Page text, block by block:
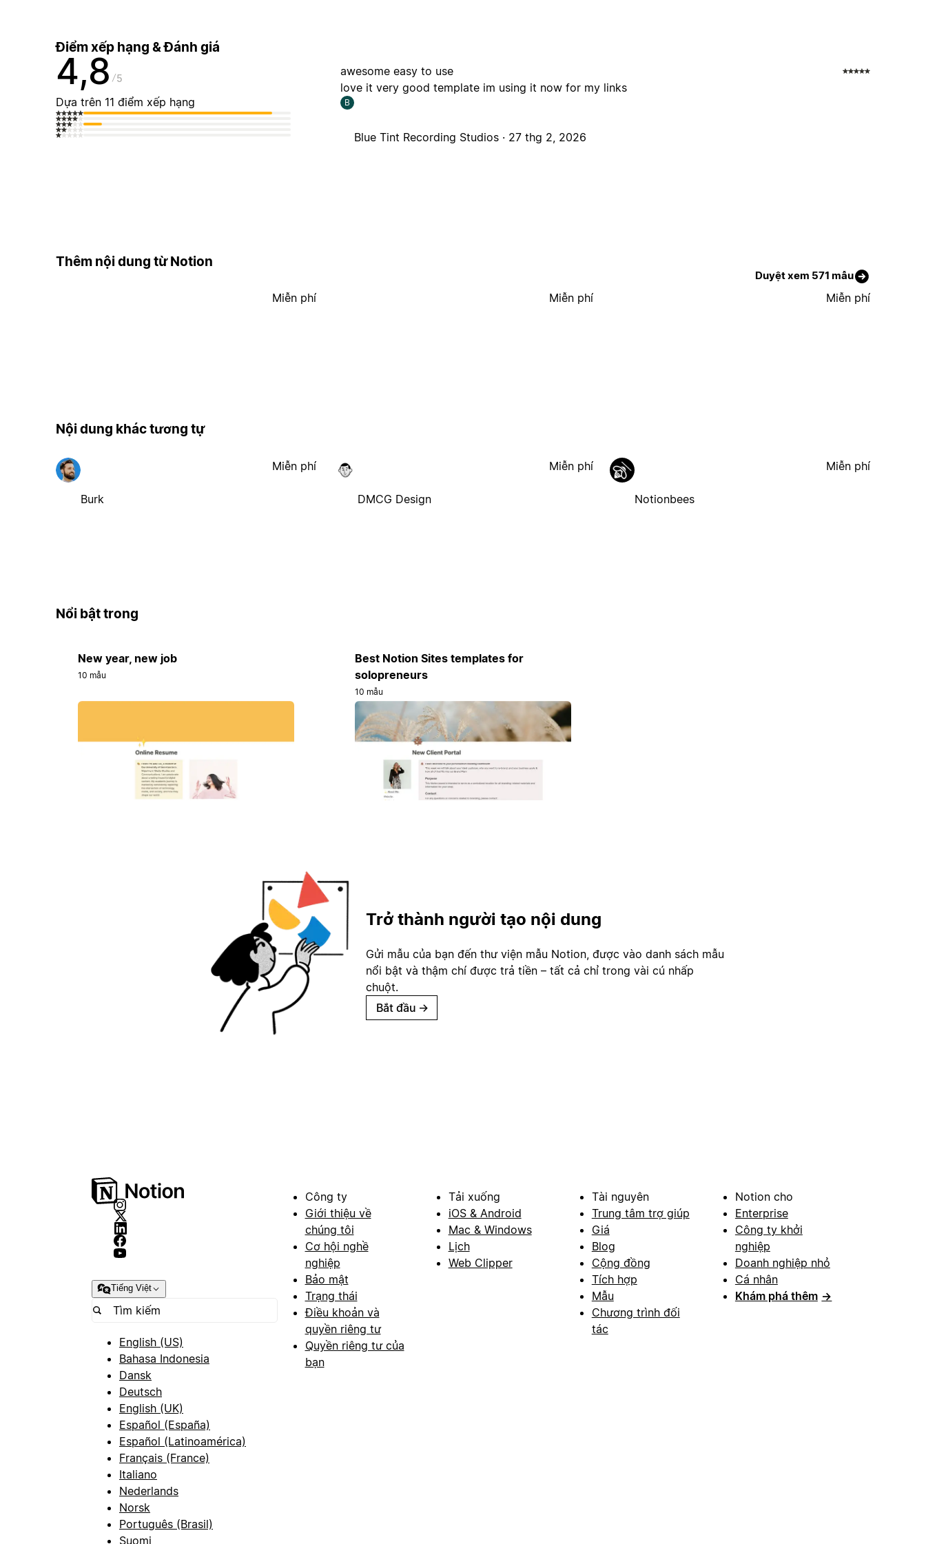
Điểm xếp hạng & Đánh giá
4,8 5
Dựa trên 11 điểm xếp hạng
awesome easy to use
love it very good template im using it now for my links
B
Blue Tint Recording Studios · 27 thg 2, 2026
Thêm nội dung từ Notion
Duyệt xem 571 mẫu
Miễn phí Miễn phí Miễn phí
Nội dung khác tương tự
Burk
Miễn phí
DMCG Design
Miễn phí
Notionbees
Miễn phí
Nổi bật trong
New year, new job
10 mẫu
Best Notion Sites templates for
solopreneurs
10 mẫu
Trở thành người tạo nội dung
Gửi mẫu của bạn đến thư viện mẫu Notion, được vào danh sách mẫu
nổi bật và thậm chí được trả tiền – tất cả chỉ trong vài cú nhấp
chuột.
Bắt đầu →
Tiếng Việt
English (US)
Bahasa Indonesia
Dansk
Deutsch
English (UK)
Español (España)
Español (Latinoamérica)
Français (France)
Italiano
Nederlands
Norsk
Português (Brasil)
Suomi
Công ty
Giới thiệu về
chúng tôi
Cơ hội nghề
nghiệp
Bảo mật
Trạng thái
Điều khoản và
quyền riêng tư
Quyền riêng tư của
bạn
Tải xuống
iOS & Android
Mac & Windows
Lịch
Web Clipper
Tài nguyên
Trung tâm trợ giúp
Giá
Blog
Cộng đồng
Tích hợp
Mẫu
Chương trình đối
tác
Notion cho
Enterprise
Công ty khởi
nghiệp
Doanh nghiệp nhỏ
Cá nhân
Khám phá thêm →